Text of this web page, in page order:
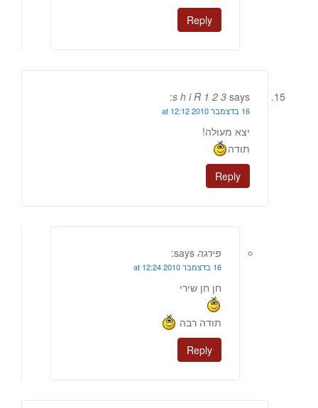
Reply
s h i R 1 2 3 says:
16 בדצמבר 2010 at 12:12
יצא מעולה!
תודה
Reply
פירגה says:
16 בדצמבר 2010 at 12:24
חן חן שירי
תודה רבה
Reply